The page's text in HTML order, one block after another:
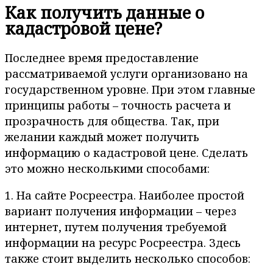
Как получить данные о
кадастровой цене?
Последнее время предоставление
рассматриваемой услуги организовано на
государственном уровне. При этом главные
принципы работы – точность расчета и
прозрачность для общества. Так, при
желании каждый может получить
информацию о кадастровой цене. Сделать
это можно несколькими способами:
1. На сайте Росреестра. Наиболее простой
вариант получения информации – через
интернет, путем получения требуемой
информации на ресурс Росреестра. Здесь
также стоит выделить несколько способов: